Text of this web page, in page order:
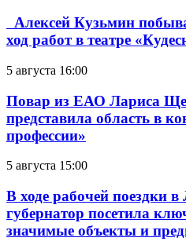
Алексей Кузьмин
ход работ в театре
5 августа 16:00
Повар из ЕАО Лариса
представила область в
профессии»
5 августа 15:00
В ходе рабочей поездки
губернатор посетила
значимые объекты и